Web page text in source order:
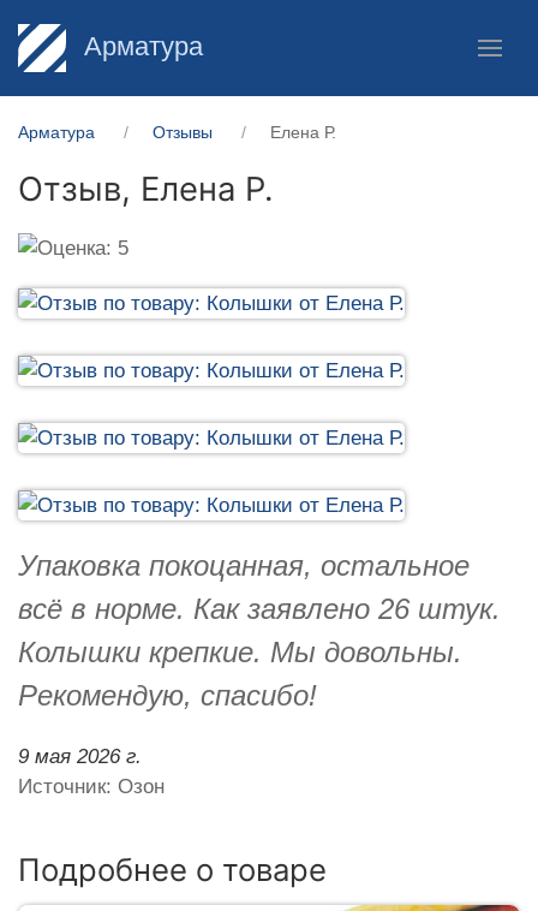
Арматура
Арматура Отзывы Елена Р.
Отзыв, Елена Р.
Упаковка покоцанная, остальное
всё в норме. Как заявлено 26 штук.
Колышки крепкие. Мы довольны.
Рекомендую, спасибо!
9 мая 2026 г.
Источник: Озон
Подробнее о товаре